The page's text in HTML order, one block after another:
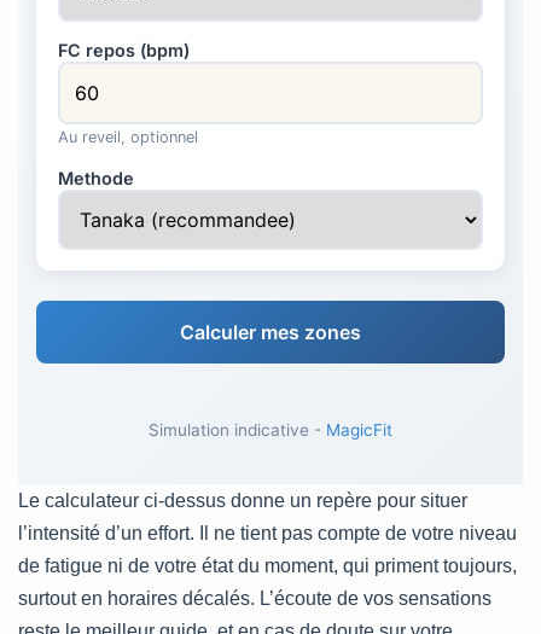
FC repos (bpm)
Au reveil, optionnel
Methode
Calculer mes zones
Simulation indicative - MagicFit
Le calculateur ci-dessus donne un repère pour situer
l’intensité d’un effort. Il ne tient pas compte de votre niveau
de fatigue ni de votre état du moment, qui priment toujours,
surtout en horaires décalés. L’écoute de vos sensations